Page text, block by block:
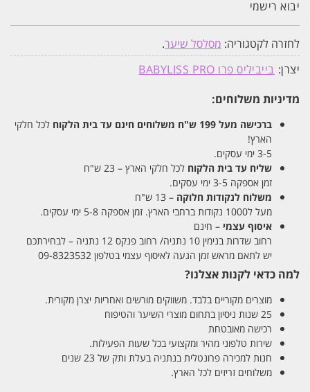
יבוא רישמי
לחזרה לקטגוריה: מסלסל שיער.
יצרן: בייביליס פרו BABYLISS PRO
מדיניות משלוחים:
ברכישה מעל 199 ש"ח משלוחים חינם עד בית הלקוח לכל חלקי
הארץ!
3-5 ימי עסקים.
שליח עד בית הלקוח לכל חלקי הארץ – 23 ש"ח
זמן אספקה 3-5 ימי עסקים.
משלוח לנקודות חלוקה – 13 ש"ח
מעל ל1000 נקודות ברחבי הארץ. זמן אספקה 5-8 ימי עסקים.
איסוף עצמי – חינם
רחוב שדרות בנימין 10 נתניה/ רחוב פנקס 12 נתניה – לבחירתכם
יש לתאם מראש זמן הגעה לאיסוף עצמי בטלפון 09-8323532
למה כדאי לקנות אצלנו?
מוצרים מקוריים בלבד. משווקים מורשים ואחריות יצרן מקורית.
25 שנות ניסיון בתחום מוצרי השיער והטיפוח
רכישה מאובטחת
שירות טלפוני מהיר ומקצועי בכל שעות הפעילות.
חנות למכירה פרונטלית בנתניה בעלת ותק של 23 שנים
משלוחים זריזים לכל הארץ.